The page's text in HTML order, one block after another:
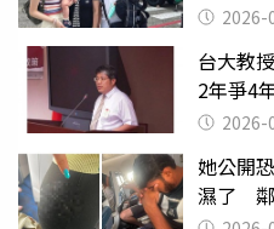
2026-
台大教
2年爭4
2026-
她公開
濕了 鄰